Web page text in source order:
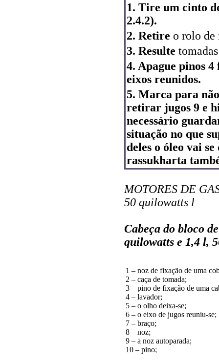
1. Tire um cinto
2.4.2).
2. Retire o rolo de
3. Resulte
4. Apague pinos
eixos reunidos.
5. Marca para
retirar jugos 9 e
necessário
situação no que
deles o óleo vai
rassukharta
MOTORES DE
50 quilowatts l
Cabeça do bloco
quilowatts e 1,4 l,
1 – noz de fixação de uma
2 – caça de tomada;
3 – pino de fixação de uma
4 – lavador;
5 – o olho deixa-se;
6 – o eixo de jugos reuniu-se;
7 – braço;
8 – noz;
9 – a noz autoparada;
10 – pino;